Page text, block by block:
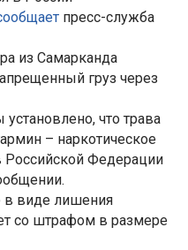
пресс-служба
из Самарканда
груз через
что трава
– наркотическое
Российской Федерации
в виде лишения
со штрафом в размере